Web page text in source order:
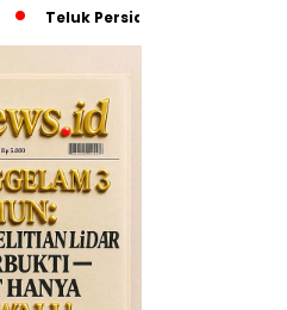
Teluk Persia di Ambang